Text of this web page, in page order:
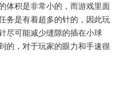
体积是非常小的，而游戏里面
务是有着超多的针的，因此玩
尽可能减少缝隙的插在小球
的，对于玩家的眼力和手速很